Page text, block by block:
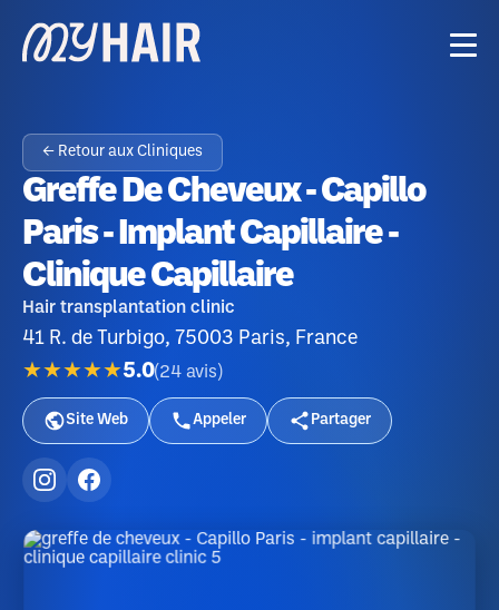
← Retour aux Cliniques
Greffe De Cheveux - Capillo
Paris - Implant Capillaire -
Clinique Capillaire
Hair transplantation clinic
41 R. de Turbigo, 75003 Paris, France
★★★★★5.0(24 avis )
Site Web Appeler Partager